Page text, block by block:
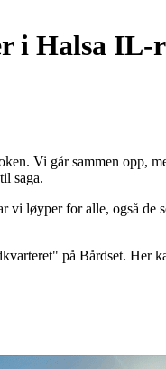
i Halsa IL-
Vi går sammen opp,
saga.
vi løyper for alle, også
på Bårdset. Her